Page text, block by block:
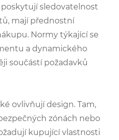
sledovatelnost
mají přednostní
Normy týkající se
a dynamického
součástí požadavků
ovlivňují design. Tam,
zónách nebo
kupující vlastnosti